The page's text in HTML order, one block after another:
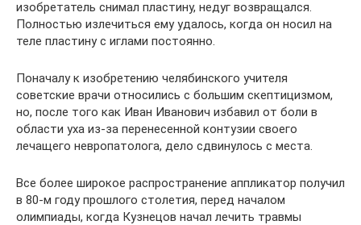
изобретатель снимал пластину, недуг возвращался.
Полностью излечиться ему удалось, когда он носил на
теле пластину с иглами постоянно.
Поначалу к изобретению челябинского учителя
советские врачи относились с большим скептицизмом,
но, после того как Иван Иванович избавил от боли в
области уха из-за перенесенной контузии своего
лечащего невропатолога, дело сдвинулось с места.
Все более широкое распространение аппликатор получил
в 80-м году прошлого столетия, перед началом
олимпиады, когда Кузнецов начал лечить травмы